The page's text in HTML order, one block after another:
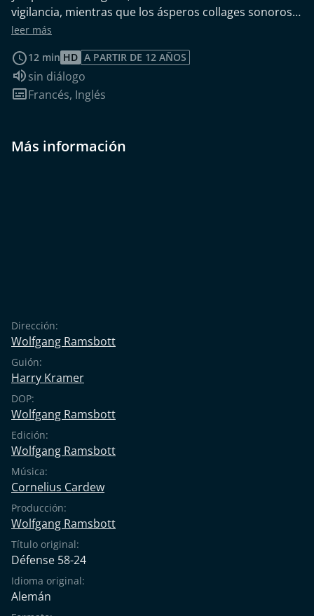
vigilancia, mientras que los ásperos collages sonoros
del compositor inglés y alumno de Stockhausen,
y frialdad. Mientras estudiaba Derecho en París,
Wolfgang Ramsbott conoció al bailarín y artista visual
Harry Kramer, con quien realizó varias películas
leer más
12 min HD A PARTIR DE 12 AÑOS
Idioma de audio:
sin diálogo
Subtítulos:
Francés, Inglés
Más información
Dirección:
Wolfgang Ramsbott
Guión:
Harry Kramer
DOP:
Wolfgang Ramsbott
Edición:
Wolfgang Ramsbott
Música:
Cornelius Cardew
Producción:
Wolfgang Ramsbott
Título original:
Défense 58-24
Idioma original:
Alemán